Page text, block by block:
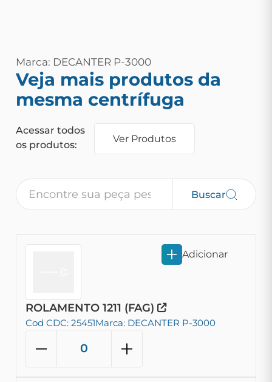
Marca: DECANTER P-3000
Veja mais produtos da
mesma centrífuga
Acessar todos
os produtos:
Ver Produtos
Buscar
ROLAMENTO 1211 (FAG)
Cod CDC: 25451Marca: DECANTER P-3000
Adicionar